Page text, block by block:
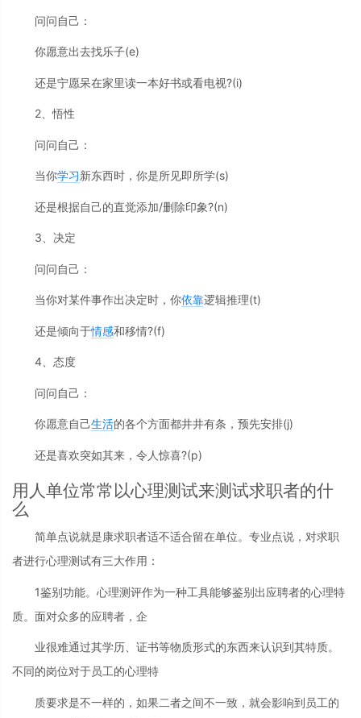
问问自己：
你愿意出去找乐子(e)
还是宁愿呆在家里读一本好书或看电视?(i)
2、悟性
问问自己：
当你学习新东西时，你是所见即所学(s)
还是根据自己的直觉添加/删除印象?(n)
3、决定
问问自己：
当你对某件事作出决定时，你依靠逻辑推理(t)
还是倾向于情感和移情?(f)
4、态度
问问自己：
你愿意自己生活的各个方面都井井有条，预先安排(j)
还是喜欢突如其来，令人惊喜?(p)
用人单位常常以心理测试来测试求职者的什
么
简单点说就是康求职者适不适合留在单位。专业点说，对求职
者进行心理测试有三大作用：
1鉴别功能。心理测评作为一种工具能够鉴别出应聘者的心理特
质。面对众多的应聘者，企
业很难通过其学历、证书等物质形式的东西来认识到其特质。
不同的岗位对于员工的心理特
质要求是不一样的，如果二者之间不一致，就会影响到员工的